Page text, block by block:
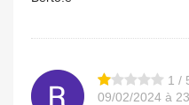
1 /
09/02/2024 à